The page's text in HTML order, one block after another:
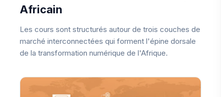
Africain
Les cours sont structurés autour de trois couches de
marché interconnectées qui forment l'épine dorsale
de la transformation numérique de l'Afrique.